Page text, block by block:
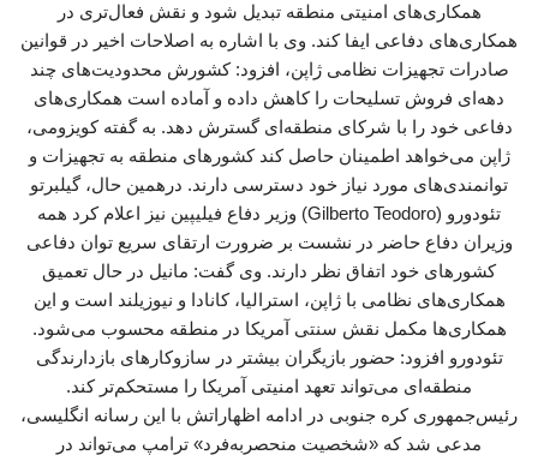
همکاری‌های امنیتی منطقه تبدیل شود و نقش فعال‌تری در
همکاری‌های دفاعی ایفا کند. وی با اشاره به اصلاحات اخیر در قوانین
صادرات تجهیزات نظامی ژاپن، افزود: کشورش محدودیت‌های چند
دهه‌ای فروش تسلیحات را کاهش داده و آماده است همکاری‌های
دفاعی خود را با شرکای منطقه‌ای گسترش دهد. به گفته کویزومی،
ژاپن می‌خواهد اطمینان حاصل کند کشورهای منطقه به تجهیزات و
توانمندی‌های مورد نیاز خود دسترسی دارند. درهمین حال، گیلبرتو
تئودورو (Gilberto Teodoro) وزیر دفاع فیلیپین نیز اعلام کرد همه
وزیران دفاع حاضر در نشست بر ضرورت ارتقای سریع توان دفاعی
کشورهای خود اتفاق نظر دارند. وی گفت: مانیل در حال تعمیق
همکاری‌های نظامی با ژاپن، استرالیا، کانادا و نیوزیلند است و این
همکاری‌ها مکمل نقش سنتی آمریکا در منطقه محسوب می‌شود.
تئودورو افزود: حضور بازیگران بیشتر در سازوکارهای بازدارندگی
منطقه‌ای می‌تواند تعهد امنیتی آمریکا را مستحکم‌تر کند.
رئیس‌جمهوری کره جنوبی در ادامه اظهاراتش با این رسانه انگلیسی،
مدعی شد که «شخصیت منحصربه‌فرد» ترامپ می‌تواند در